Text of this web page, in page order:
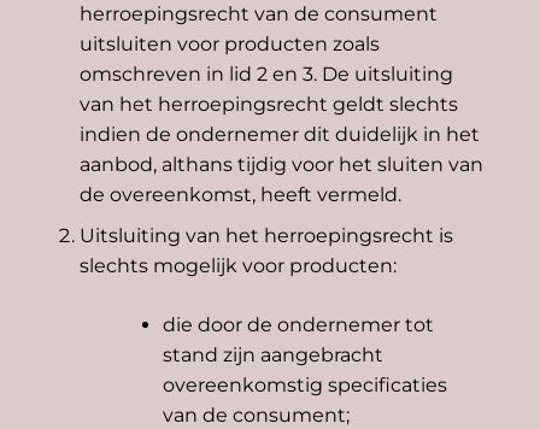
herroepingsrecht van de consument
uitsluiten voor producten zoals
omschreven in lid 2 en 3. De uitsluiting
van het herroepingsrecht geldt slechts
indien de ondernemer dit duidelijk in het
aanbod, althans tijdig voor het sluiten van
de overeenkomst, heeft vermeld.
Uitsluiting van het herroepingsrecht is
slechts mogelijk voor producten:
die door de ondernemer tot
stand zijn aangebracht
overeenkomstig specificaties
van de consument;